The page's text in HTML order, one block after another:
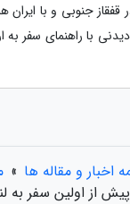
قفقاز جنوبی و با
با راهنمای سفر به
اخبار و مقاله ها »
از اولین سفر به